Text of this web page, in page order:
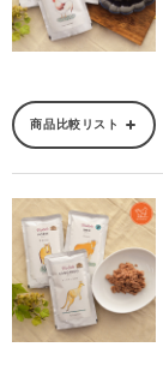
商品比較リスト